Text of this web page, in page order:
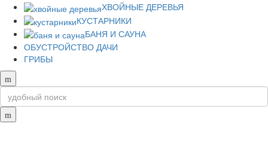
ХВОЙНЫЕ ДЕРЕВЬЯ
КУСТАРНИКИ
БАНЯ И САУНА
ОБУСТРОЙСТВО ДАЧИ
ГРИБЫ